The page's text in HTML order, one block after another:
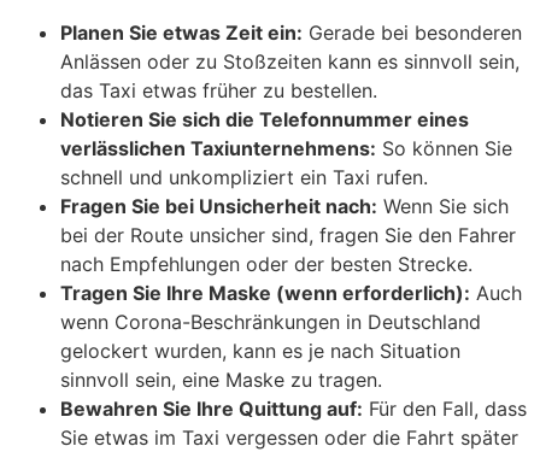
Planen Sie etwas Zeit ein: Gerade bei besonderen
Anlässen oder zu Stoßzeiten kann es sinnvoll sein,
das Taxi etwas früher zu bestellen.
Notieren Sie sich die Telefonnummer eines
verlässlichen Taxiunternehmens: So können Sie
schnell und unkompliziert ein Taxi rufen.
Fragen Sie bei Unsicherheit nach: Wenn Sie sich
bei der Route unsicher sind, fragen Sie den Fahrer
nach Empfehlungen oder der besten Strecke.
Tragen Sie Ihre Maske (wenn erforderlich): Auch
wenn Corona-Beschränkungen in Deutschland
gelockert wurden, kann es je nach Situation
sinnvoll sein, eine Maske zu tragen.
Bewahren Sie Ihre Quittung auf: Für den Fall, dass
Sie etwas im Taxi vergessen oder die Fahrt später